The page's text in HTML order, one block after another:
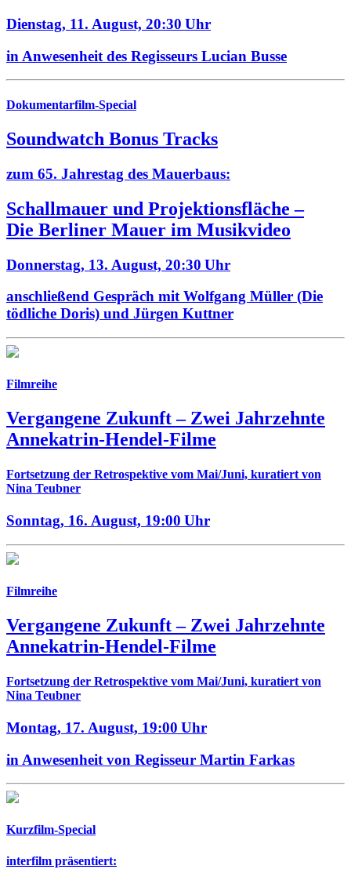
Dienstag, 11. August, 20:30 Uhr
in Anwesenheit des Regisseurs Lucian Busse
Dokumentarfilm-Special
Soundwatch Bonus Tracks
zum 65. Jahrestag des Mauerbaus:
Schallmauer und Projektionsfläche –
Die Berliner Mauer im Musikvideo
Donnerstag, 13. August, 20:30 Uhr
anschließend Gespräch mit Wolfgang Müller (Die
tödliche Doris) und Jürgen Kuttner
Filmreihe
Vergangene Zukunft – Zwei Jahrzehnte
Annekatrin-Hendel-Filme
Fortsetzung der Retrospektive vom Mai/Juni, kuratiert von
Nina Teubner
Sonntag, 16. August, 19:00 Uhr
Filmreihe
Vergangene Zukunft – Zwei Jahrzehnte
Annekatrin-Hendel-Filme
Fortsetzung der Retrospektive vom Mai/Juni, kuratiert von
Nina Teubner
Montag, 17. August, 19:00 Uhr
in Anwesenheit von Regisseur Martin Farkas
Kurzfilm-Special
interfilm präsentiert: